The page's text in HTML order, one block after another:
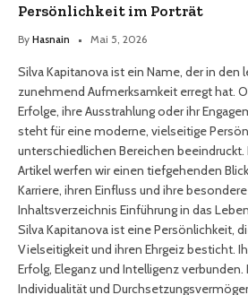
Persönlichkeit im Porträt
By Hasnain Mai 5, 2026
Silva Kapitanova ist ein Name, der in den
zunehmend Aufmerksamkeit erregt hat.
Erfolge, ihre Ausstrahlung oder ihr
steht für eine moderne, vielseitige
unterschiedlichen Bereichen
Artikel werfen wir einen tiefgehenden
Karriere, ihren Einfluss und ihre besondere
Inhaltsverzeichnis Einführung in das
Silva Kapitanova ist eine Persönlichkeit,
Vielseitigkeit und ihren Ehrgeiz besticht.
Erfolg, Eleganz und Intelligenz verbunden.
Individualität und